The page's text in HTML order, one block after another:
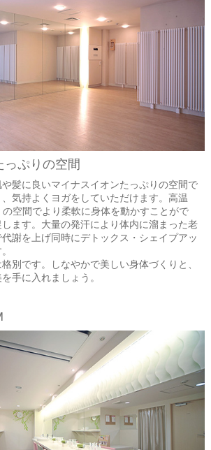
っぷりの空間
髪に良いマイナスイオンたっぷりの空間で
気持よくヨガをしていただけます。高温
空間でより柔軟に身体を動かすことがで
ます。大量の発汗により体内に溜まった老
謝を上げ同時にデトックス・シェイプアッ
別です。しなやかで美しい身体づくりと、
手に入れましょう。